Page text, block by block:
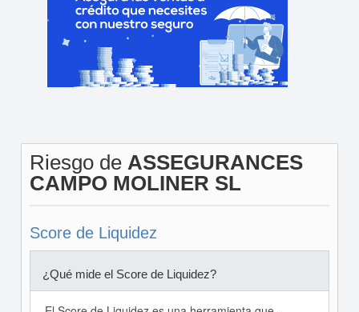
Riesgo de ASSEGURANCES
CAMPO MOLINER SL
Score de Liquidez
¿Qué mide el Score de Liquidez?